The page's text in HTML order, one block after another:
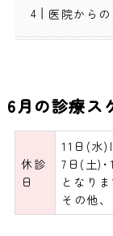
医院から
6月の診療ス
休診
日
11日(水)
7日(土)･
となりま
その他、